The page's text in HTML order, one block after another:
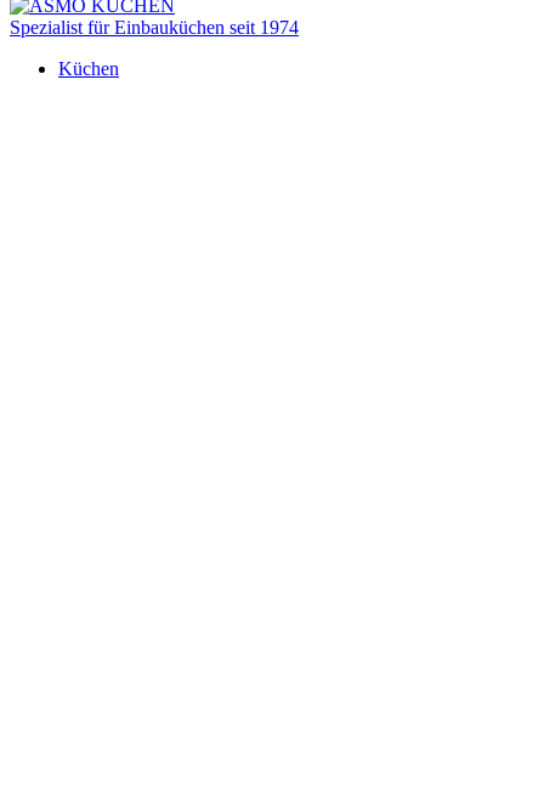
Spezialist für Einbauküchen seit 1974
Küchen